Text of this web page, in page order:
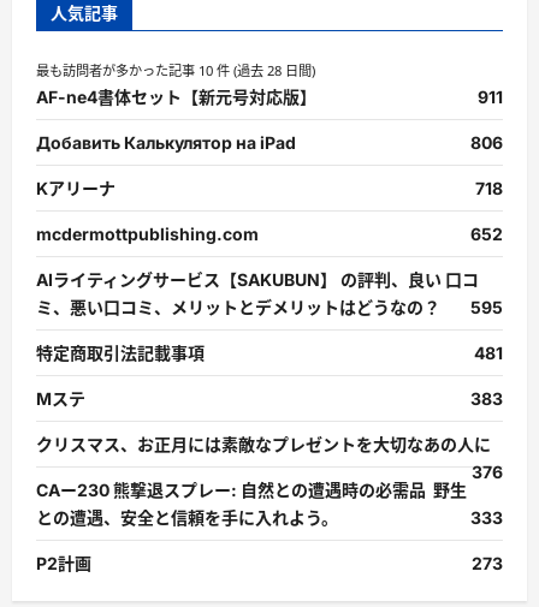
人気記事
最も訪問者が多かった記事 10 件 (過去 28 日間)
AF-ne4書体セット【新元号対応版】 911
Добавить Калькулятор на iPad 806
Kアリーナ 718
mcdermottpublishing.com 652
AIライティングサービス【SAKUBUN】 の評判、良い 口コ
ミ、悪い口コミ、メリットとデメリットはどうなの？
595
特定商取引法記載事項 481
Mステ 383
クリスマス、お正月には素敵なプレゼントを大切なあの人に
376
CAー230 熊撃退スプレー: 自然との遭遇時の必需品 野生
との遭遇、安全と信頼を手に入れよう。
333
P2計画 273